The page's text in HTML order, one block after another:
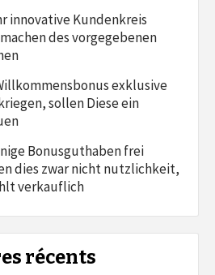
innovative Kundenkreis
des vorgegebenen
exklusive
sollen Diese ein
Bonusguthaben frei
dies zwar nicht nutzlichkeit,
verkauflich
récents